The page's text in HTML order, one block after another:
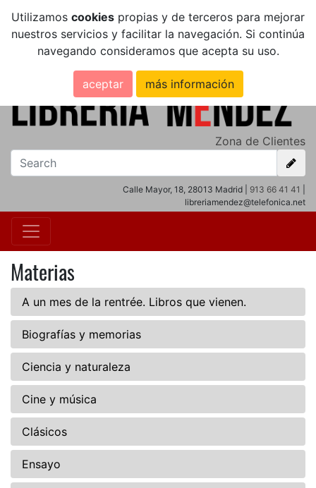
Utilizamos cookies propias y de terceros para mejorar
nuestros servicios y facilitar la navegación. Si continúa
navegando consideramos que acepta su uso.
aceptar más información
Zona de Clientes
Calle Mayor, 18, 28013 Madrid | 913 66 41 41
libreriamendez@telefonica.net
Materias
A un mes de la rentrée. Libros que vienen.
Biografías y memorias
Ciencia y naturaleza
Cine y música
Clásicos
Ensayo